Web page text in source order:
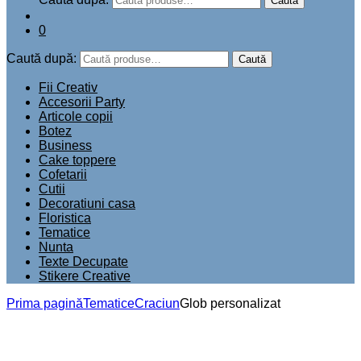
0
Caută după: Caută
Fii Creativ
Accesorii Party
Articole copii
Botez
Business
Cake toppere
Cofetarii
Cutii
Decoratiuni casa
Floristica
Tematice
Nunta
Texte Decupate
Stikere Creative
Prima paginăTematiceCraciunGlob personalizat